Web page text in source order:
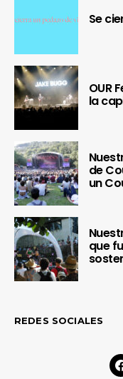
Se
OUR
la
de
un
que
REDES SOCIALES